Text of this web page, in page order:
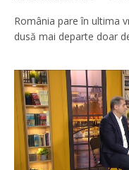
România pare în ultima
dusă mai departe doar